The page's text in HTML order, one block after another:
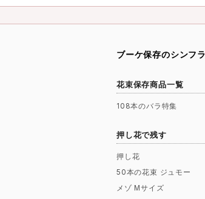
ブーケ保存のシンフ
花束保存商品一覧
108本のバラ特集
押し花で残す
押し花
50本の花束 ジュモー
メゾ Mサイズ